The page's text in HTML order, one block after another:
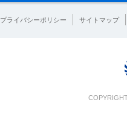
プライバシーポリシー サイトマップ